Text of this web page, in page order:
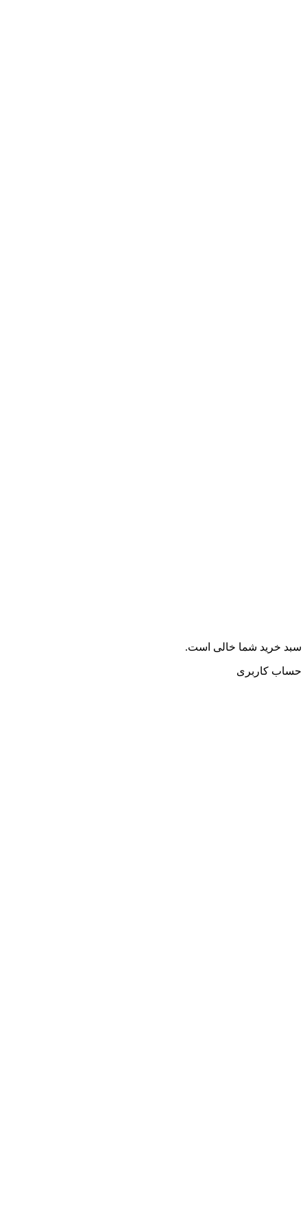
سبد خرید شما خالی است.
حساب کاربری